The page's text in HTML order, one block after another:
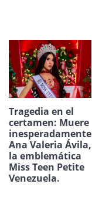
Tragedia en el
certamen: Muere
inesperadamente
Ana Valeria Ávila,
la emblemática
Miss Teen Petite
Venezuela.